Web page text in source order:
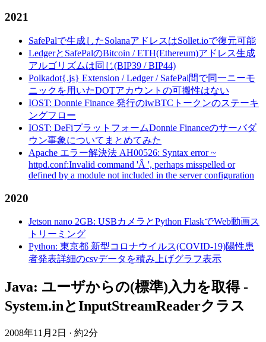
2021
SafePalで生成したSolanaアドレスはSollet.ioで復元可能
LedgerとSafePalのBitcoin / ETH(Ethereum)アドレス生成
アルゴリズムは同じ(BIP39 / BIP44)
Polkadot{.js} Extension / Ledger / SafePal間で同一ニーモ
ニックを用いたDOTアカウントの可搬性はない
IOST: Donnie Finance 発行のiwBTCトークンのステーキ
ングフロー
IOST: DeFiプラットフォームDonnie Financeのサーバダ
ウン事象についてまとめてみた
Apache エラー解決法 AH00526: Syntax error ~
httpd.conf:Invalid command 'Â ', perhaps misspelled or
defined by a module not included in the server configuration
2020
Jetson nano 2GB: USBカメラとPython FlaskでWeb動画ス
トリーミング
Python: 東京都 新型コロナウイルス(COVID-19)陽性患
者発表詳細のcsvデータを積み上げグラフ表示
Java: ユーザからの(標準)入力を取得 -
System.inとInputStreamReaderクラス
2008年11月2日 · 約2分